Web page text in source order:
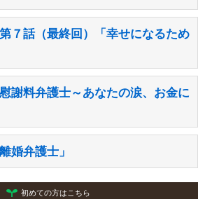
７話（最終回）「幸せになるため
謝料弁護士～あなたの涙、お金に
婚弁護士」
初めての方はこちら